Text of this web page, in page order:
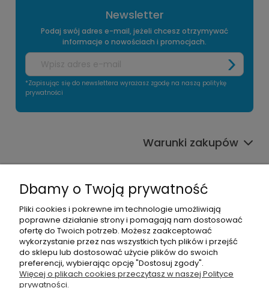
Newsletter
Podaj swój adres e-mail, jeżeli chcesz otrzymywać
informacje o nowościach i promocjach.
*Zapisując się do newslettera wyrażasz zgodę na naszą politykę
prywatności
Warunki zakupów
Informacje o sklepie
Moje konto
Pomoc
Dbamy o Twoją prywatność
Pliki cookies i pokrewne im technologie umożliwiają
poprawne działanie strony i pomagają nam dostosować
ofertę do Twoich potrzeb. Możesz zaakceptować
wykorzystanie przez nas wszystkich tych plików i przejść
do sklepu lub dostosować użycie plików do swoich
preferencji, wybierając opcję "Dostosuj zgody".
Więcej o plikach cookies przeczytasz w naszej Polityce
prywatności.